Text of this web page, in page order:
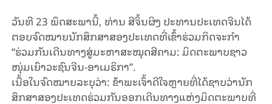
ວັນ​ທີ 23 ພຶດ​ສະ​ພາ​ນີ້, ທ່ານ ສີ​ຈິ້ນ​ຜິງ ປະ​ທານ​ປະ​ເທດ​ຈີນ​ໄດ້​
ຕອບຈົດ​ໝາຍ​ນັກສຶກ​ສາ​ສອງ​ປະ​ເທດ​ທີ່​ເຂົ້າ​ຮ່ວມ​ກິດ​ຈະ​ກຳ
“ຮ່ວມ​ກັນ​ເດີນ​ທາງ​ສູ່​ມະ​ຫາ​ສະ​ໝຸດ​ສີ​ຄາມ: ມິດ​ຕະ​ພາບ​ຊາວ​
ໜຸ່ມເຍົາ​ວະ​ຊົນ​ຈີນ-ອາ​ເມ​ຣິ​ກາ”.
ເນື້ອ​ໃນ​ຈົດ​ໝາຍ​ລະ​ບຸ​ວ່າ: ຂ້າ​ພະ​ເຈົ້າດີ​ໃຈ​ຫຼາຍ​ທີ່​ໄດ້​ຊາບ​ວ່າ​ນັກ​
ສຶກ​ສາ​ສອງ​ປະ​ເທດ​ຮ່ວມ​ກັນ​ອອກ​ເດີນ​ທາງ​ແຫ່ງ​ມິດ​ຕະ​ພາບ​ທີ່​